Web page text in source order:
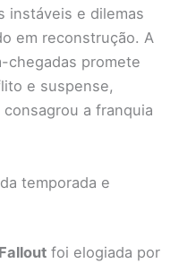
instáveis e dilemas
em reconstrução. A
chegadas promete
e suspense,
a franquia
temporada e
Fallout foi elogiada por